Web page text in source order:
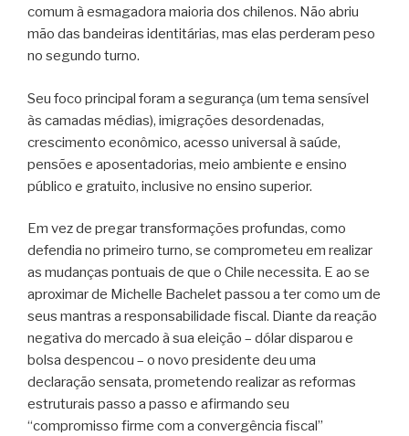
comum à esmagadora maioria dos chilenos. Não abriu
mão das bandeiras identitárias, mas elas perderam peso
no segundo turno.
Seu foco principal foram a segurança (um tema sensível
às camadas médias), imigrações desordenadas,
crescimento econômico, acesso universal à saúde,
pensões e aposentadorias, meio ambiente e ensino
público e gratuito, inclusive no ensino superior.
Em vez de pregar transformações profundas, como
defendia no primeiro turno, se comprometeu em realizar
as mudanças pontuais de que o Chile necessita. E ao se
aproximar de Michelle Bachelet passou a ter como um de
seus mantras a responsabilidade fiscal. Diante da reação
negativa do mercado à sua eleição – dólar disparou e
bolsa despencou – o novo presidente deu uma
declaração sensata, prometendo realizar as reformas
estruturais passo a passo e afirmando seu
“compromisso firme com a convergência fiscal”